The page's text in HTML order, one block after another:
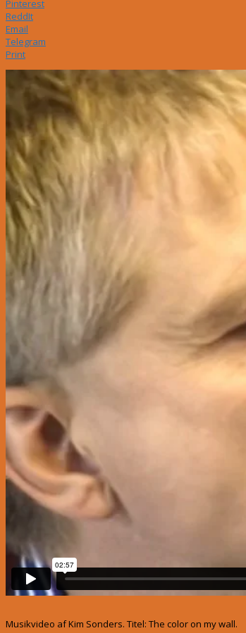
Pinterest
ReddIt
Email
Telegram
Print
Musikvideo af Kim Sonders. Titel: The color on my wall.